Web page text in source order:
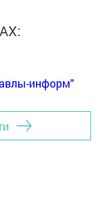
информ"